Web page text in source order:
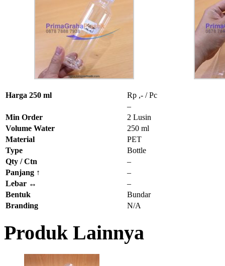
Harga 250 ml
Rp ,- / Pc
–
Min Order
2 Lusin
Volume Water
250 ml
Material
PET
Type
Bottle
Qty / Ctn
–
Panjang ↑
–
Lebar ↔
–
Bentuk
Bundar
Branding
N/A
Produk Lainnya